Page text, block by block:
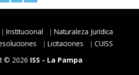
Institucional
Naturaleza Jurídica
Licitaciones
CUISS
© 2026 ISS - La Pampa